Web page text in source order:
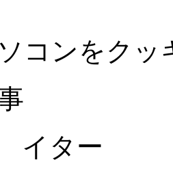
コンをクッ
イター